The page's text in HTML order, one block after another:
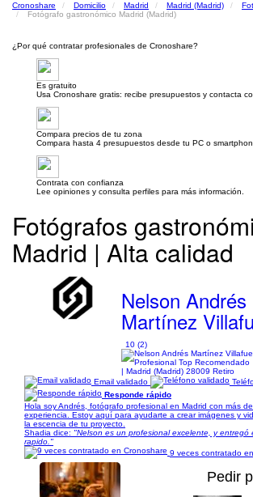
Cronoshare Domicilio Madrid Madrid (Madrid)
Fotógrafo gastronómico Madrid (Madrid)
¿Por qué contratar profesionales de Cronoshare?
Es gratuito
Usa Cronoshare gratis: recibe presupuestos y contacta
Compara precios de tu zona
Compara hasta 4 presupuestos desde tu PC o
Contrata con confianza
Lee opiniones y consulta perfiles para más información.
Fotógrafos
Madrid | Alta calidad
Nelson Andrés
Martínez
10 (2)
| Madrid (Madrid) 28009 Retiro
Email validado
Responde rápido
Hola soy Andrés, fotógrafo profesional en Madrid con más
experiencia. Estoy aquí para ayudarte a crear imágenes y
la escencia de tu proyecto.
Shadia dice: "Nelson es un profesional excelente, y entregó
rapido."
9 veces contratado
Pedir